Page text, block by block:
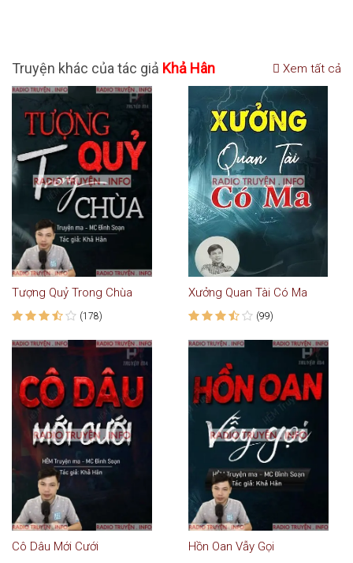
Truyện khác của tác giả Khả Hân Xem tất cả
Tượng Quỷ Trong Chùa
(178)
Xưởng Quan Tài Có Ma
(99)
Cô Dâu Mới Cưới Hồn Oan Vẫy Gọi